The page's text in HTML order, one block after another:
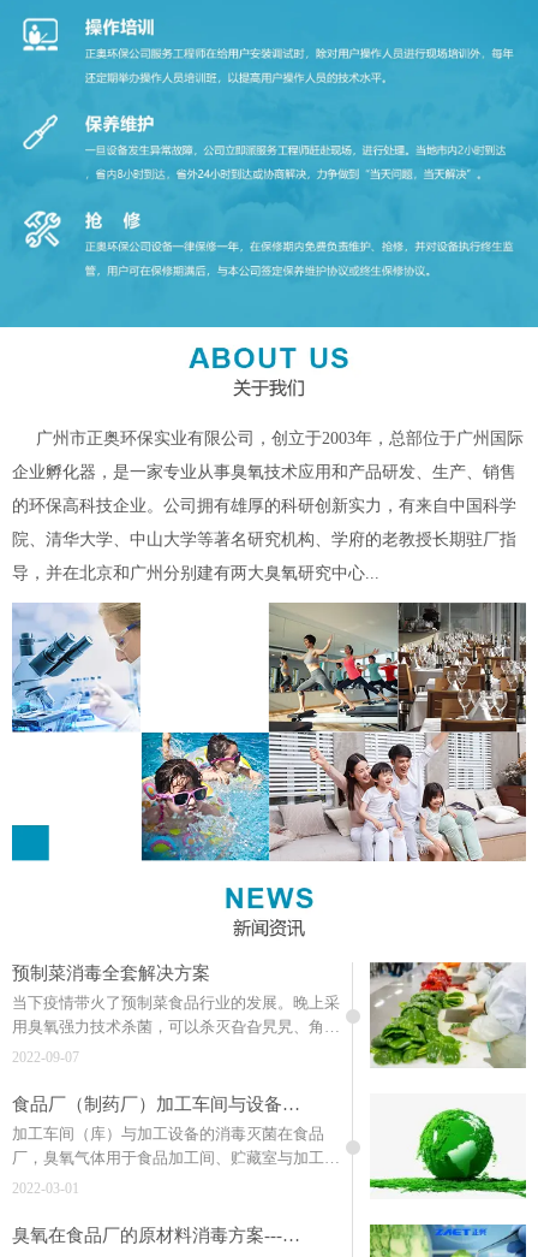
广州市正奥环保实业有限公司，创立于2003年，总部位于广州国际
企业孵化器，是一家专业从事臭氧技术应用和产品研发、生产、销售
的环保高科技企业。公司拥有雄厚的科研创新实力，有来自中国科学
院、清华大学、中山大学等著名研究机构、学府的老教授长期驻厂指
导，并在北京和广州分别建有两大臭氧研究中心...
预制菜消毒全套解决方案
当下疫情带火了预制菜食品行业的发展。晚上采
用臭氧强力技术杀菌，可以杀灭旮旮旯旯、角角
落落内隐藏的各种微生物，消毒时人员须离开。
术。
2022-09-07
食品厂（制药厂）加工车间与设备的消毒灭菌（连载）
加工车间（库）与加工设备的消毒灭菌在食品
厂，臭氧气体用于食品加工间、贮藏室与加工设
备消毒是非常方便、有效的。
2022-03-01
臭氧在食品厂的原材料消毒方案---臭氧在食品行业的应用（连载）